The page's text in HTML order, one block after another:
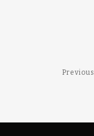
Previous